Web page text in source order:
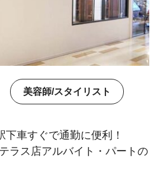
美容師/スタイリスト
車すぐで通勤に便利！
ラス店アルバイト・パートの